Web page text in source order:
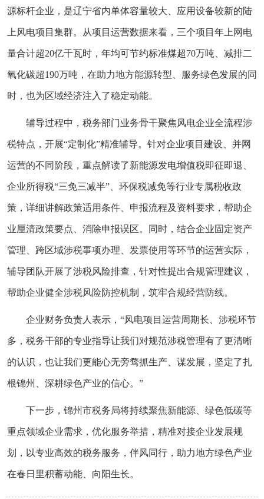
源标杆企业，是辽宁省内单体容量较大、应用设备较新的陆
上风电项目集群。从项目运营数据来看，三个项目年上网电
量合计超20亿千瓦时，年均可节约标准煤超70万吨、减排二
氧化碳超190万吨，在助力地方能源转型、服务绿色发展的同
时，也为区域经济注入了稳定动能。
辅导过程中，税务部门业务骨干聚焦风电企业全流程涉
税特点，开展“定制化”精准辅导。针对企业项目建设、并网
运营的不同阶段，重点解读了新能源发电增值税即征即退、
企业所得税“三免三减半”、环保税减免等行业专属税收政
策，详细讲解政策适用条件、申报流程及资料要求，帮助企
业厘清政策要点、消除申报误区。同时，结合企业固定资产
管理、跨区域涉税事项办理、发票使用等环节的运营实际，
辅导团队开展了涉税风险排查，针对性提出合规管理建议，
帮助企业健全涉税风险防控机制，筑牢合规经营防线。
企业财务负责人表示，“风电项目运营周期长、涉税环节
多，税务干部的专业指导让我们对规范涉税管理有了更清晰
的认识，也让我们更能心无旁骛抓生产、谋发展，坚定了扎
根锦州、深耕绿色产业的信心。”
下一步，锦州市税务局将持续聚焦新能源、绿色低碳等
重点领域企业需求，优化服务举措，精准对接企业发展规
划，以专业高效的税务服务，伴风同行，助力地方绿色产业
在春日里积蓄动能、向阳生长。